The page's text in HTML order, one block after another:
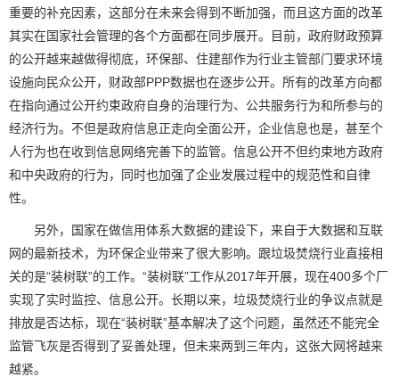
重要的补充因素，这部分在未来会得到不断加强，而且这方面的改革
其实在国家社会管理的各个方面都在同步展开。目前，政府财政预算
的公开越来越做得彻底，环保部、住建部作为行业主管部门要求环境
设施向民众公开，财政部PPP数据也在逐步公开。所有的改革方向都
在指向通过公开约束政府自身的治理行为、公共服务行为和所参与的
经济行为。不但是政府信息正走向全面公开，企业信息也是，甚至个
人行为也在收到信息网络完善下的监管。信息公开不但约束地方政府
和中央政府的行为，同时也加强了企业发展过程中的规范性和自律
性。
另外，国家在做信用体系大数据的建设下，来自于大数据和互联
网的最新技术，为环保企业带来了很大影响。跟垃圾焚烧行业直接相
关的是“装树联”的工作。“装树联”工作从2017年开展，现在400多个厂
实现了实时监控、信息公开。长期以来，垃圾焚烧行业的争议点就是
排放是否达标，现在“装树联”基本解决了这个问题，虽然还不能完全
监管飞灰是否得到了妥善处理，但未来两到三年内，这张大网将越来
越紧。